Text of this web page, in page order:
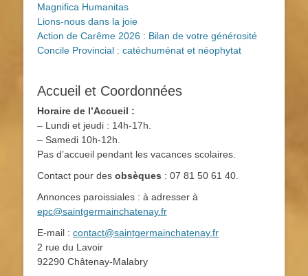
Magnifica Humanitas
Lions-nous dans la joie
Action de Carême 2026 : Bilan de votre générosité
Concile Provincial : catéchuménat et néophytat
Accueil et Coordonnées
Horaire de l’Accueil :
– Lundi et jeudi : 14h-17h.
– Samedi 10h-12h.
Pas d’accueil pendant les vacances scolaires.
Contact pour des obsèques : 07 81 50 61 40.
Annonces paroissiales : à adresser à
epc@saintgermainchatenay.fr
E-mail : contact@saintgermainchatenay.fr
2 rue du Lavoir
92290 Châtenay-Malabry